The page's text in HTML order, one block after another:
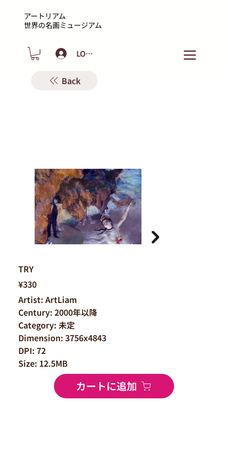
アートリアム
​世界の名画ミュージアム
LOGIN
Back
¥330
Artist: ArtLiam
Century: 2000年以降
Category: 未定
Dimension: 3756x4843
DPI: 72
Size: 12.5MB
カートに追加
TRY